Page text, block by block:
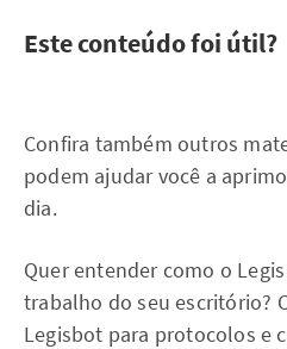
Este conteúdo foi útil?
Confira também outros
podem ajudar você a
dia.
Quer entender como o
trabalho do seu escritório?
Legisbot para protocolos e